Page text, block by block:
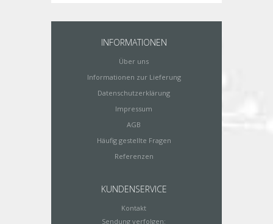
INFORMATIONEN
Über uns
Informationen zur Lieferung
Datenschutzerklärung
Impressum
AGB
Häufig gestellte Fragen
Referenzen
KUNDENSERVICE
Kontakt
Sendung verfolgen: